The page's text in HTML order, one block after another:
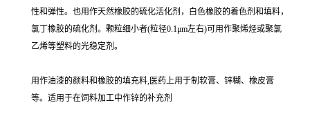
性和弹性。也用作天然橡胶的硫化活化剂，白色橡胶的着色剂和填料，
氯丁橡胶的硫化剂。颗粒细小者(粒径0.1μm左右)可用作聚烯烃或聚氯
乙烯等塑料的光稳定剂。
用作油漆的颜料和橡胶的填充料,医药上用于制软膏、锌糊、橡皮膏
等。适用于在饲料加工中作锌的补充剂